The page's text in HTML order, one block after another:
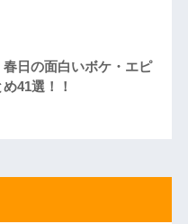
日の面白いボケ・エピ
41選！！